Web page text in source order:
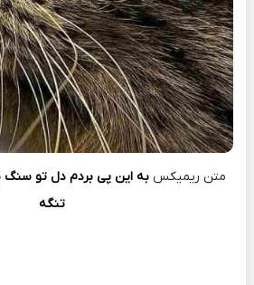
متن ریمیکسبه این پی بردم دل تو
تنگه